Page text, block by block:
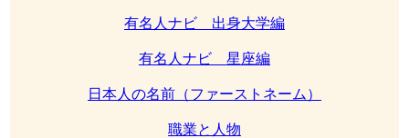
有名人ナビ 出身大学編
有名人ナビ 星座編
日本人の名前（ファーストネーム）
職業と人物